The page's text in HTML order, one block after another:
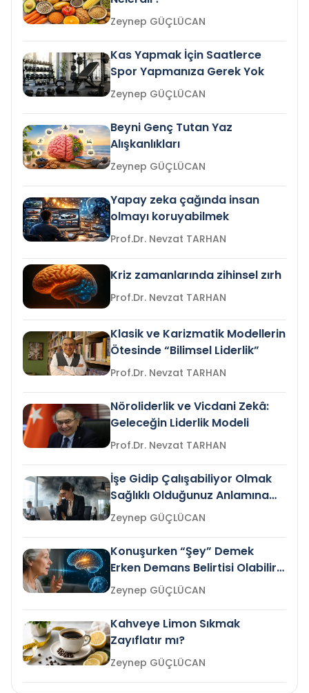
Zeynep GÜÇLÜCAN
Kas Yapmak İçin Saatlerce
Spor Yapmanıza Gerek Yok
Zeynep GÜÇLÜCAN
Beyni Genç Tutan Yaz
Alışkanlıkları
Zeynep GÜÇLÜCAN
Yapay zeka çağında insan
olmayı koruyabilmek
Prof.Dr. Nevzat TARHAN
Kriz zamanlarında zihinsel zırh
Prof.Dr. Nevzat TARHAN
Klasik ve Karizmatik Modellerin
Ötesinde “Bilimsel Liderlik”
Prof.Dr. Nevzat TARHAN
Nöroliderlik ve Vicdani Zekâ:
Geleceğin Liderlik Modeli
Prof.Dr. Nevzat TARHAN
İşe Gidip Çalışabiliyor Olmak
Sağlıklı Olduğunuz Anlamına
Gelir mi?Zeynep GÜÇLÜCAN
Konuşurken “Şey” Demek
Erken Demans Belirtisi Olabilir
mi?
Zeynep GÜÇLÜCAN
Kahveye Limon Sıkmak
Zayıflatır mı?
Zeynep GÜÇLÜCAN